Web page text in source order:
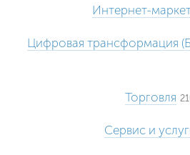
Интернет-
Цифровая трансформация
Торговля
Сервис и